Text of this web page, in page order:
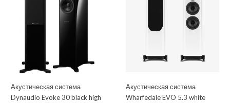
Акустическая система
Dynaudio Evoke 30 black high
Акустическая система
Wharfedale EVO 5.3 white